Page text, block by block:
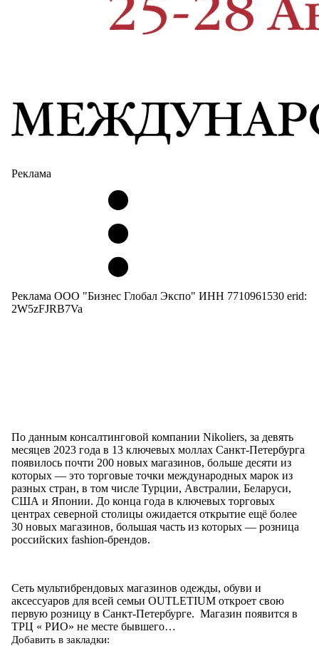
Реклама
Реклама ООО "Бизнес Глобал Экспо" ИНН 7710961530 erid:
2W5zFJRB7Va
По данным консалтинговой компании Nikoliers, за девять
месяцев 2023 года в 13 ключевых моллах Санкт-Петербурга
появилось почти 200 новых магазинов, больше десяти из
которых — это торговые точки международных марок из
разных стран, в том числе Турции, Австралии, Беларуси,
США и Японии. До конца года в ключевых торговых
центрах северной столицы ожидается открытие ещё более
30 новых магазинов, большая часть из которых — розница
российских fashion-брендов.
Сеть мультибрендовых магазинов одежды, обуви и
аксессуаров для всей семьи OUTLETIUM откроет свою
первую розницу в Санкт-Петербурге. Магазин появится в
ТРЦ « РИО» не месте бывшего…
Добавить в закладки: